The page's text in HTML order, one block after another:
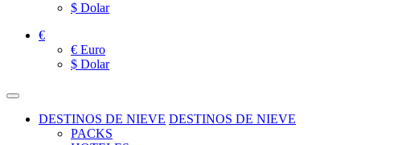
$ Dolar
€
€ Euro
$ Dolar
DESTINOS DE NIEVE DESTINOS DE NIEVE
PACKS